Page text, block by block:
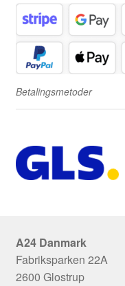
Betalingsmetoder
A24 Danmark
Fabriksparken 22A
2600 Glostrup